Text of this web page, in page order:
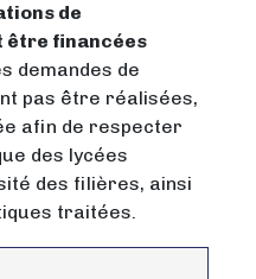
de
être financées
demandes de
pas être réalisées,
afin de respecter
des lycées
des filières, ainsi
traitées.